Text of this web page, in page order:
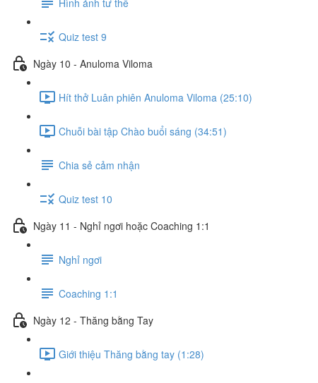
Quiz test 9
Ngày 10 - Anuloma Viloma
Hít thở Luân phiên Anuloma Viloma (25:10)
Chuỗi bài tập Chào buổi sáng (34:51)
Chia sẻ cảm nhận
Quiz test 10
Ngày 11 - Nghỉ ngơi hoặc Coaching 1:1
Nghỉ ngơi
Coaching 1:1
Ngày 12 - Thăng bằng Tay
Giới thiệu Thăng bằng tay (1:28)